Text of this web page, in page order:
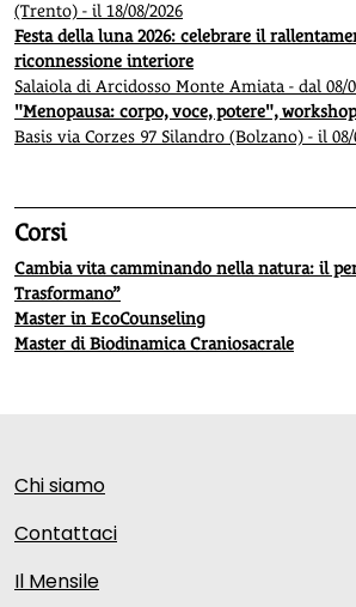
(Trento) - il 18/08/2026
Festa della luna 2026: celebrare il
riconnessione interiore
Salaiola di Arcidosso Monte Amiata - dal 08/
"Menopausa: corpo, voce, potere",
Basis via Corzes 97 Silandro (Bolzano) - il 08/
Corsi
Cambia vita camminando nella natura: il
Trasformano”
Master in EcoCounseling
Master di Biodinamica Craniosacrale
Chi siamo
Contattaci
Il Mensile